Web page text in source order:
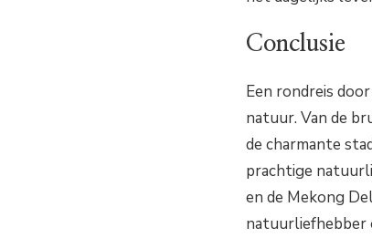
Conclusie
Een rondreis
natuur. Van de
de charmante
prachtige
en de Mekong
natuurliefhebber